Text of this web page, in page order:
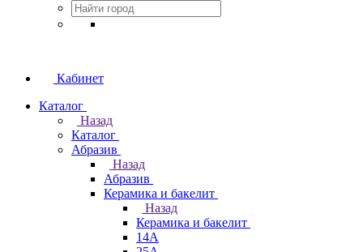
Кабинет
Каталог
Назад
Каталог
Абразив
Назад
Абразив
Керамика и бакелит
Назад
Керамика и бакелит
14А